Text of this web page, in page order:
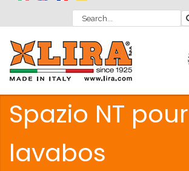
Spazio NT pour
lavabos